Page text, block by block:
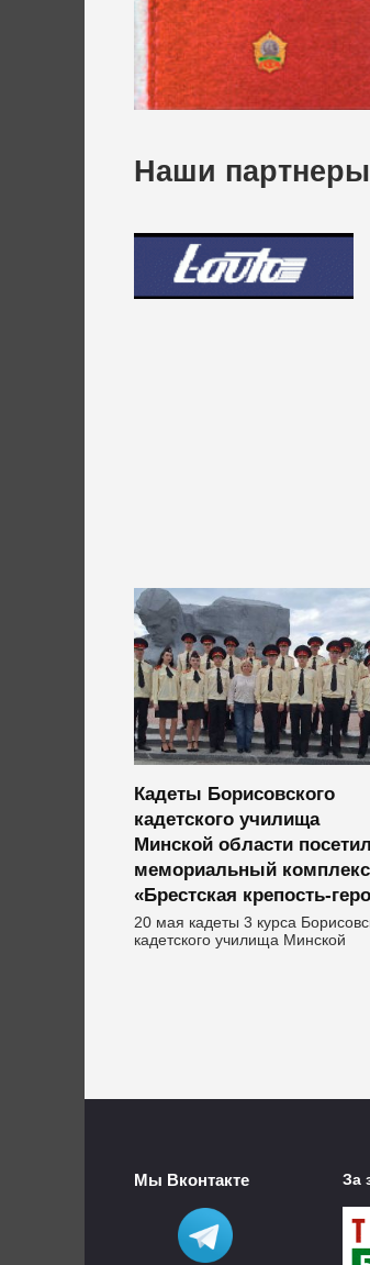
Наши партнеры
Кадеты Борисовского
кадетского училища
Минской области
мемориальный комплекс
«Брестская крепость-
20 мая кадеты 3 курса
кадетского училища Минской
Мы Вконтакте За